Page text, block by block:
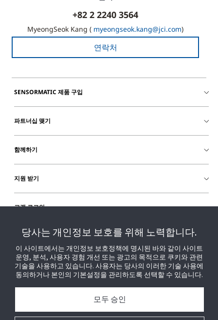
+82 2 2240 3564
MyeongSeok Kang ( myeongseok.kang@jci.com)
연락처
SENSORMATIC 제품 구입
파트너십 맺기
함께하기
지원 받기
고객 로그인
당사는 개인정보 보호를 위해 노력합니다.
이 사이트에서는 개인정보 보호정책에 명시된 바와 같이 사이트
운영, 분석, 사용자 경험 개선 또는 광고의 목적으로 쿠키와 관련
기술을 사용하고 있습니다. 사용자는 당사의 이러한 기술 사용에
동의하거나 본인의 기본설정을 관리하도록 선택할 수 있습니다.
모두 승인